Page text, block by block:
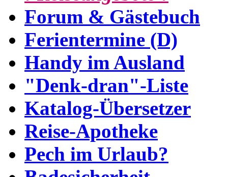
Forum & Gästebuch
Ferientermine (D)
Handy im Ausland
"Denk-dran"-Liste
Katalog-Übersetzer
Reise-Apotheke
Pech im Urlaub?